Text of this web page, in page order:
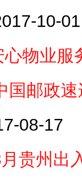
10-01
心物业服
国邮政
08-17
贵州出